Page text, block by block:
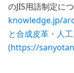
のJIS用語制定に
knowledge.jp/
と合成皮革・人工
(https://